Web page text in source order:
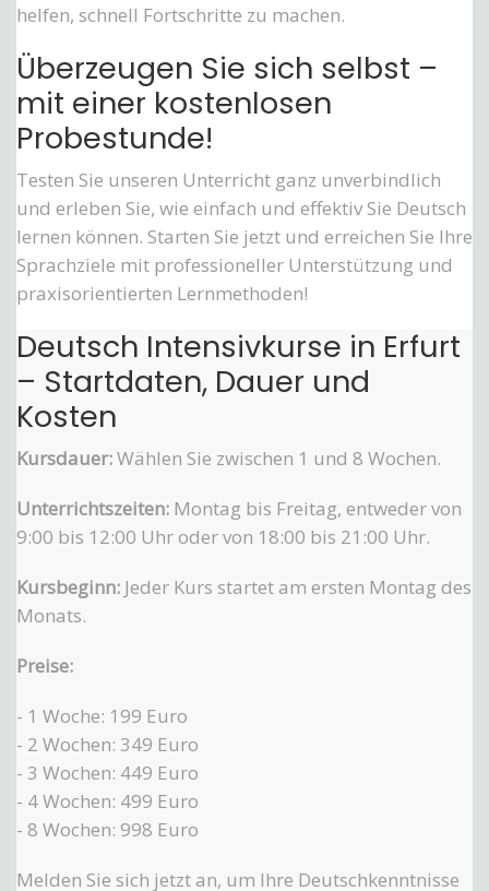
helfen, schnell Fortschritte zu machen.
Überzeugen Sie sich selbst –
mit einer kostenlosen
Probestunde!
Testen Sie unseren Unterricht ganz unverbindlich
und erleben Sie, wie einfach und effektiv Sie Deutsch
lernen können. Starten Sie jetzt und erreichen Sie Ihre
Sprachziele mit professioneller Unterstützung und
praxisorientierten Lernmethoden!
Deutsch Intensivkurse in Erfurt
– Startdaten, Dauer und
Kosten
Kursdauer:Wählen Sie zwischen 1 und 8 Wochen.
Unterrichtszeiten: Montag bis Freitag, entweder von
9:00 bis 12:00 Uhr oder von 18:00 bis 21:00 Uhr.
Kursbeginn: Jeder Kurs startet am ersten Montag des
Monats.
Preise:
- 1 Woche: 199 Euro
- 2 Wochen: 349 Euro
- 3 Wochen: 449 Euro
- 4 Wochen: 499 Euro
- 8 Wochen: 998 Euro
Melden Sie sich jetzt an, um Ihre Deutschkenntnisse